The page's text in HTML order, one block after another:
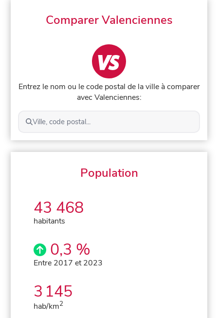
Comparer Valenciennes
Entrez le nom ou le code postal de la ville à comparer
avec Valenciennes:
Ville, code postal...
Population
43 468
habitants
0,3 %
Entre 2017 et 2023
3 145
hab/km2